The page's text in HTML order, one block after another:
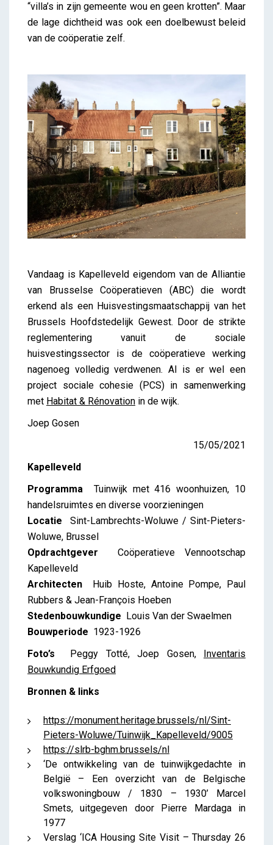
“villa’s in zijn gemeente wou en geen krotten”. Maar
de lage dichtheid was ook een doelbewust beleid
van de coöperatie zelf.
Vandaag is Kapelleveld eigendom van de Alliantie
van Brusselse Coöperatieven (ABC) die wordt
erkend als een Huisvestingsmaatschappij van het
Brussels Hoofdstedelijk Gewest. Door de strikte
reglementering vanuit de sociale
huisvestingssector is de coöperatieve werking
nagenoeg volledig verdwenen. Al is er wel een
project sociale cohesie (PCS) in samenwerking
met Habitat & Rénovation in de wijk.
Joep Gosen
15/05/2021
Kapelleveld
Programma
Tuinwijk met 416 woonhuizen, 10
handelsruimtes en diverse voorzieningen
Locatie
Sint-Lambrechts-Woluwe / Sint-Pieters-
Woluwe, Brussel
Opdrachtgever
Coöperatieve Vennootschap
Kapelleveld
Architecten
Huib Hoste, Antoine Pompe, Paul
Rubbers & Jean-François Hoeben
Stedenbouwkundige Louis Van der Swaelmen
Bouwperiode 1923-1926
Foto’s
Peggy Totté, Joep Gosen, Inventaris
Bouwkundig Erfgoed
Bronnen & links
https://monument.heritage.brussels/nl/Sint-
Pieters-Woluwe/Tuinwijk_Kapelleveld/9005
https://slrb-bghm.brussels/nl
‘De ontwikkeling van de tuinwijkgedachte in
België – Een overzicht van de Belgische
volkswoningbouw / 1830 – 1930’ Marcel
Smets, uitgegeven door Pierre Mardaga in
1977
Verslag ‘ICA Housing Site Visit – Thursday 26